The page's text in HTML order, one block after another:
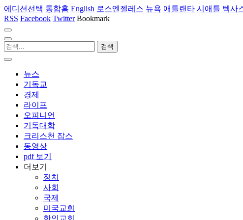
에디션선택 통합홈 English 로스엔젤레스 뉴욕 애틀랜타 시애틀 텍사
RSS Facebook Twitter Bookmark
뉴스
기독교
경제
라이프
오피니언
기독대학
크리스천 잡스
동영상
pdf 보기
더보기
정치
사회
국제
미국교회
한인교회